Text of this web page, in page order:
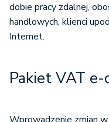
dobie pracy zdalnej,
handlowych, klienci
Internet.
Pakiet VAT e-